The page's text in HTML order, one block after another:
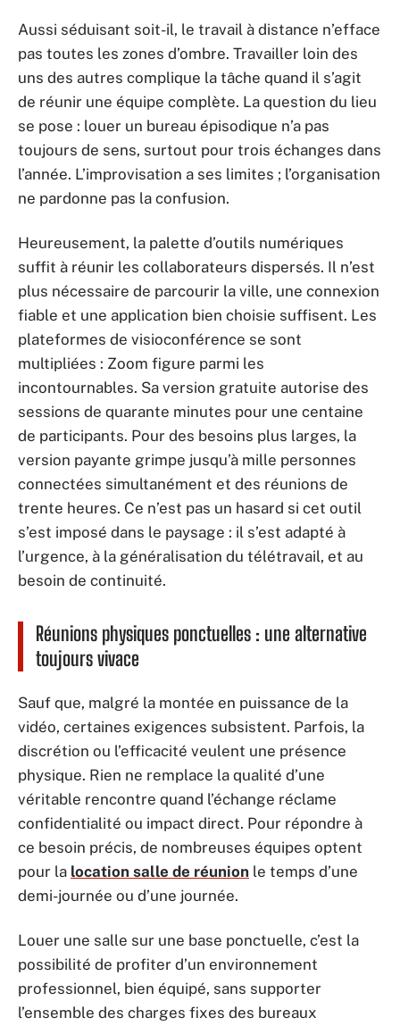
Aussi séduisant soit-il, le travail à distance n’efface
pas toutes les zones d’ombre. Travailler loin des
uns des autres complique la tâche quand il s’agit
de réunir une équipe complète. La question du lieu
se pose : louer un bureau épisodique n’a pas
toujours de sens, surtout pour trois échanges dans
l’année. L’improvisation a ses limites ; l’organisation
ne pardonne pas la confusion.
Heureusement, la palette d’outils numériques
suffit à réunir les collaborateurs dispersés. Il n’est
plus nécessaire de parcourir la ville, une connexion
fiable et une application bien choisie suffisent. Les
plateformes de visioconférence se sont
multipliées : Zoom figure parmi les
incontournables. Sa version gratuite autorise des
sessions de quarante minutes pour une centaine
de participants. Pour des besoins plus larges, la
version payante grimpe jusqu’à mille personnes
connectées simultanément et des réunions de
trente heures. Ce n’est pas un hasard si cet outil
s’est imposé dans le paysage : il s’est adapté à
l’urgence, à la généralisation du télétravail, et au
besoin de continuité.
Réunions physiques ponctuelles : une alternative
toujours vivace
Sauf que, malgré la montée en puissance de la
vidéo, certaines exigences subsistent. Parfois, la
discrétion ou l’efficacité veulent une présence
physique. Rien ne remplace la qualité d’une
véritable rencontre quand l’échange réclame
confidentialité ou impact direct. Pour répondre à
ce besoin précis, de nombreuses équipes optent
pour la location salle de réunion le temps d’une
demi-journée ou d’une journée.
Louer une salle sur une base ponctuelle, c’est la
possibilité de profiter d’un environnement
professionnel, bien équipé, sans supporter
l’ensemble des charges fixes des bureaux